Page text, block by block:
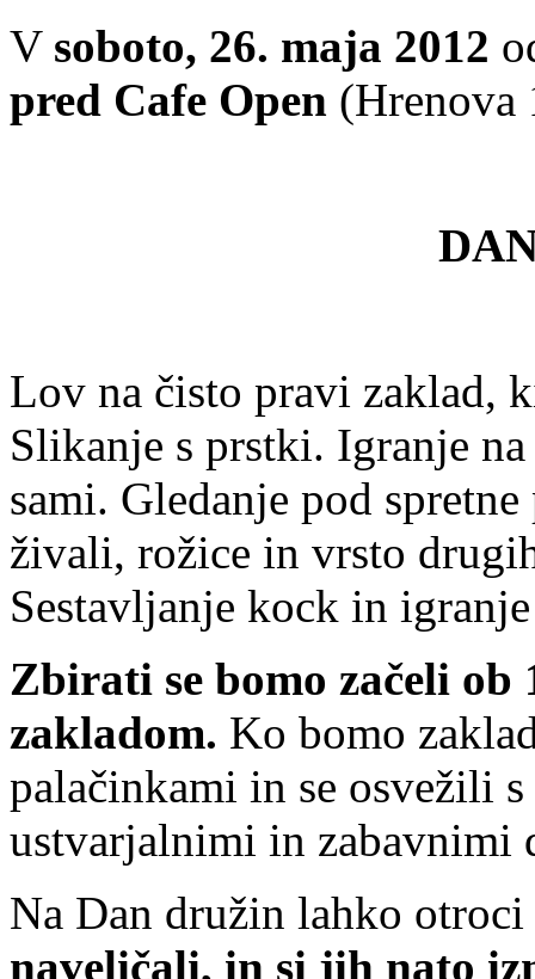
V soboto, 26. maja 2012
pred Cafe Open (Hrenova
Lov na čisto pravi zaklad,
Slikanje s prstki. Igranje
sami. Gledanje pod
živali, rožice in vrsto
Sestavljanje kock in
Zbirati se bomo začeli
zakladom. Ko bomo
palačinkami in se osvežili
ustvarjalnimi in zabavnimi
Na Dan družin lahko otroci
naveličali, in si jih nato